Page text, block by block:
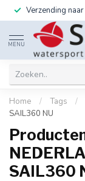
Verzending
MENU
Home / Tags /
SAIL360 NU
SAIL360